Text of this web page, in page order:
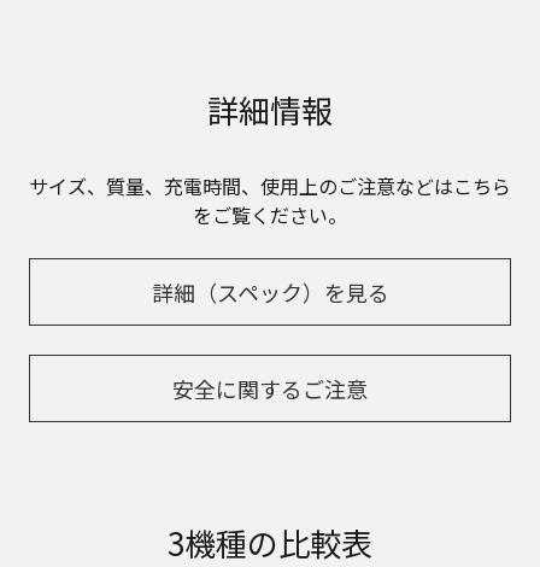
詳細情報
サイズ、質量、充電時間、使用上のご注意などはこちら
をご覧ください。
詳細（スペック）を見る
安全に関するご注意
3機種の比較表